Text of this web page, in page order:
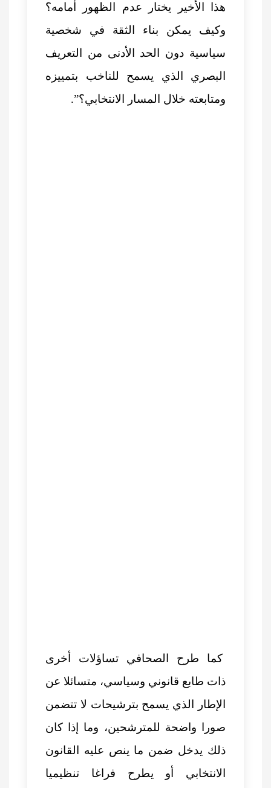
هذا الأخير يختار عدم الظهور أمامه؟
وكيف يمكن بناء الثقة في شخصية
سياسية دون الحد الأدنى من التعريف
البصري الذي يسمح للناخب بتمييزه
ومتابعته خلال المسار الانتخابي؟”.
كما طرح الصحافي تساؤلات أخرى
ذات طابع قانوني وسياسي، متسائلا عن
الإطار الذي يسمح بترشيحات لا تتضمن
صورا واضحة للمترشحين، وما إذا كان
ذلك يدخل ضمن ما ينص عليه القانون
الانتخابي أو يطرح فراغا تنظيميا